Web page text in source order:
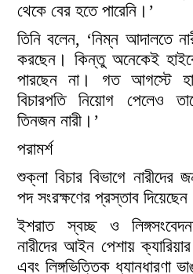
থেকে বের হতে পারেনি।’
তিনি বলেন, ‘নিম্ন আদালতে
করছেন। কিন্তু অনেকেই
পারছেন না। গত আগস্টে
বিচারপতি নিয়োগ পেলেও
তিনজন নারী।’
পরামর্শ
শুক্লা বিচার বিভাগে নারীদের
পদ সংরক্ষণের প্রস্তাব
ইশরাত স্বচ্ছ ও
নারীদের আইন পেশায়
এবং লিঙ্গভিত্তিক ধ্যানধারণা